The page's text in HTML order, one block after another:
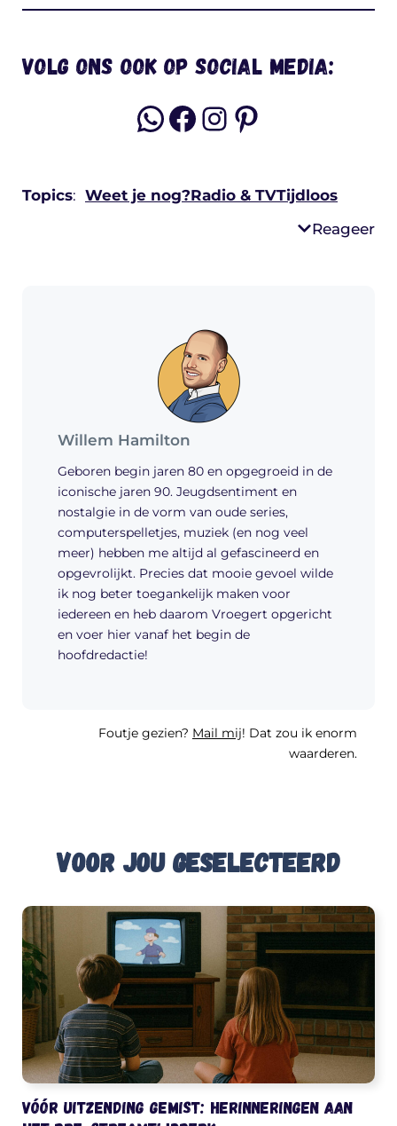
Volg ons ook op social media:
WhatsApp
Facebook
Instagram
Pinterest
Topics: Weet je nog?Radio & TVTijdloos
Reageer
Willem Hamilton
Geboren begin jaren 80 en opgegroeid in de
iconische jaren 90. Jeugdsentiment en
nostalgie in de vorm van oude series,
computerspelletjes, muziek (en nog veel
meer) hebben me altijd al gefascineerd en
opgevrolijkt. Precies dat mooie gevoel wilde
ik nog beter toegankelijk maken voor
iedereen en heb daarom Vroegert opgericht
en voer hier vanaf het begin de
hoofdredactie!
Foutje gezien? Mail mij! Dat zou ik enorm
waarderen.
Voor jou geselecteerd
Vóór uitzending gemist: herinneringen aan